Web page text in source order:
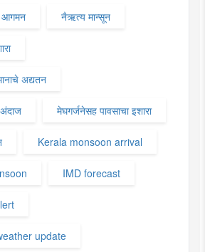
आगमन नैऋत्य मान्सून
अद्यतन
मेघगर्जनेसह पावसाचा इशारा
Kerala monsoon arrival
IMD forecast
update